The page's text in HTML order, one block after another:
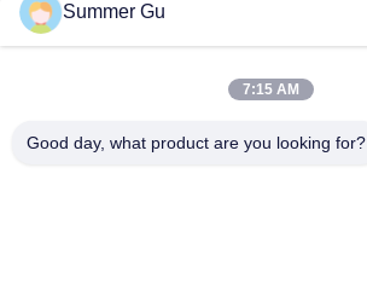
Summer Gu
7:15 AM
Good day, what product are you looking for?